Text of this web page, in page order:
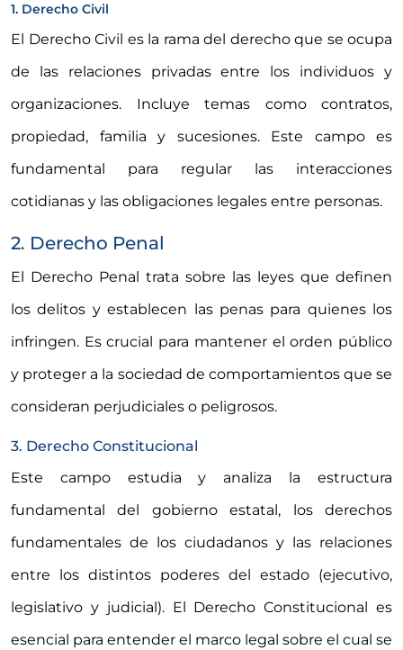
1. Derecho Civil
El Derecho Civil es la rama del derecho que se ocupa
de las relaciones privadas entre los individuos y
organizaciones. Incluye temas como contratos,
propiedad, familia y sucesiones. Este campo es
fundamental para regular las interacciones
cotidianas y las obligaciones legales entre personas.
2. Derecho Penal
El Derecho Penal trata sobre las leyes que definen
los delitos y establecen las penas para quienes los
infringen. Es crucial para mantener el orden público
y proteger a la sociedad de comportamientos que se
consideran perjudiciales o peligrosos.
3. Derecho Constitucional
Este campo estudia y analiza la estructura
fundamental del gobierno estatal, los derechos
fundamentales de los ciudadanos y las relaciones
entre los distintos poderes del estado (ejecutivo,
legislativo y judicial). El Derecho Constitucional es
esencial para entender el marco legal sobre el cual se